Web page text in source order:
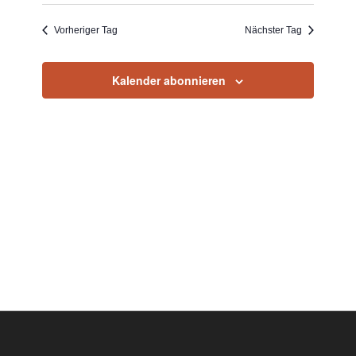
Vorheriger Tag Nächster Tag
Kalender abonnieren